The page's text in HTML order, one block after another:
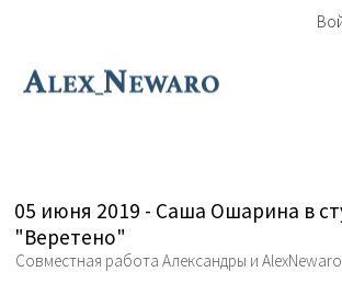
05 июня 2019 - Саша Ошарина в
"Веретено"
Совместная работа Александры и AlexNewaro